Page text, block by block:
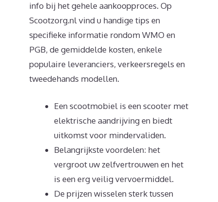
info bij het gehele aankoopproces. Op
Scootzorg.nl vind u handige tips en
specifieke informatie rondom WMO en
PGB, de gemiddelde kosten, enkele
populaire leveranciers, verkeersregels en
tweedehands modellen.
Een scootmobiel is een scooter met
elektrische aandrijving en biedt
uitkomst voor mindervaliden.
Belangrijkste voordelen: het
vergroot uw zelfvertrouwen en het
is een erg veilig vervoermiddel.
De prijzen wisselen sterk tussen